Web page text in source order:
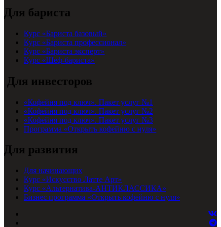
Для бариста
Курс «Бариста базовый»
Курс «Бариста профессионал»
Курс «Бариста эксперт»
Курс «Шеф-бариста»
Для инвесторов
«Кофейня под ключ». Пакет услуг №1
«Кофейня под ключ». Пакет услуг №2
«Кофейня под ключ». Пакет услуг №3
Программа «Открыть кофейню с нуля»
Для развития
Для начинающих
Курс «Искусство Латте Арт»
Курс «Альтернатива-АНТИКЛАССИКА»
Бизнес программа «Открыть кофейню с нуля»